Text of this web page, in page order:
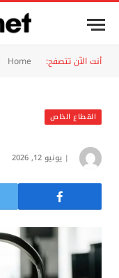
أنت الآن تتصفح: Home
القطاع الخاص
يونيو 12, 2026